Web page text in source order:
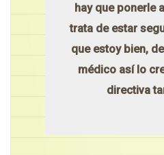
hay que ponerle
trata de estar
que estoy bien,
médico así lo
directiva